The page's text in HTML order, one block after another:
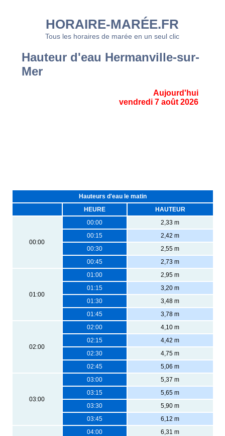
HORAIRE-MARÉE.FR
Tous les horaires de marée en un seul clic
Hauteur d'eau Hermanville-sur-
Mer
Aujourd'hui
vendredi 7 août 2026
Hauteurs d'eau le matin
HEURE
HAUTEUR
00:00
00:00
2,33 m
00:15
2,42 m
00:30
2,55 m
00:45
2,73 m
01:00
01:00
2,95 m
01:15
3,20 m
01:30
3,48 m
01:45
3,78 m
02:00
02:00
4,10 m
02:15
4,42 m
02:30
4,75 m
02:45
5,06 m
03:00
03:00
5,37 m
03:15
5,65 m
03:30
5,90 m
03:45
6,12 m
04:00
6,31 m